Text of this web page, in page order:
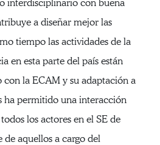
interdisciplinario con buena
a diseñar mejor las
tiempo las actividades de la
en esta parte del país están
la ECAM y su adaptación a
ha permitido una interacción
los actores en el SE de
aquellos a cargo del